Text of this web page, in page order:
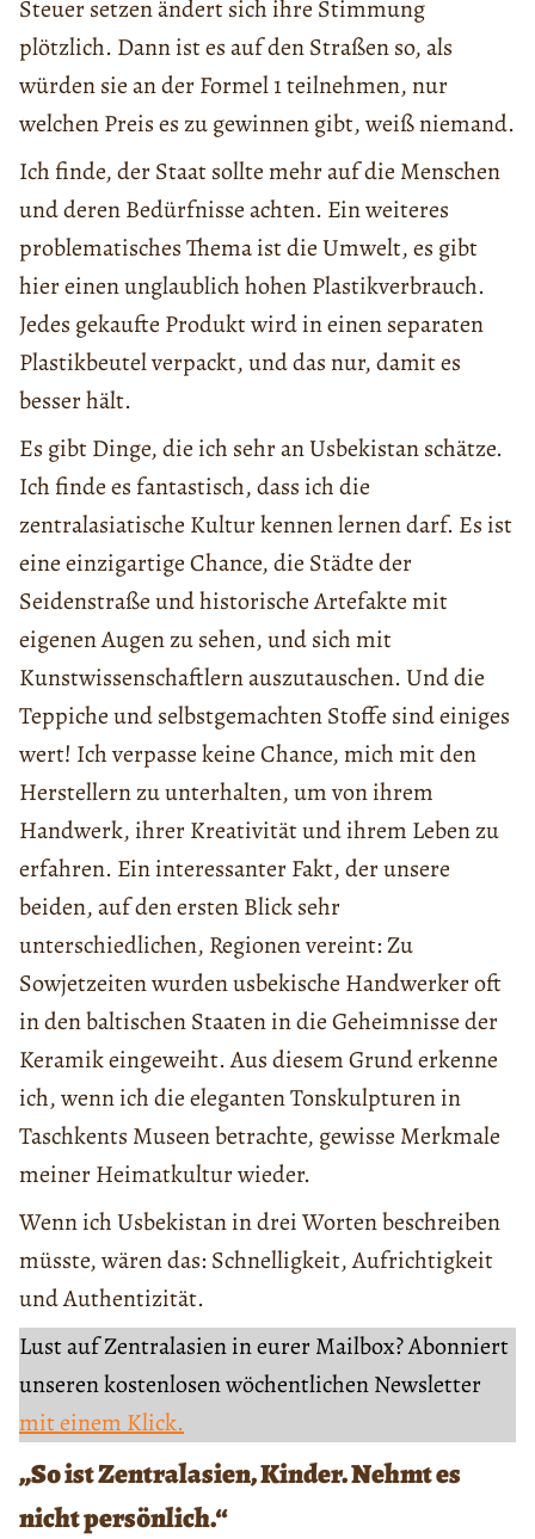
Steuer setzen ändert sich ihre Stimmung
plötzlich. Dann ist es auf den Straßen so, als
würden sie an der Formel 1 teilnehmen, nur
welchen Preis es zu gewinnen gibt, weiß niemand.
Ich finde, der Staat sollte mehr auf die Menschen
und deren Bedürfnisse achten. Ein weiteres
problematisches Thema ist die Umwelt, es gibt
hier einen unglaublich hohen Plastikverbrauch.
Jedes gekaufte Produkt wird in einen separaten
Plastikbeutel verpackt, und das nur, damit es
besser hält.
Es gibt Dinge, die ich sehr an Usbekistan schätze.
Ich finde es fantastisch, dass ich die
zentralasiatische Kultur kennen lernen darf. Es ist
eine einzigartige Chance, die Städte der
Seidenstraße und historische Artefakte mit
eigenen Augen zu sehen, und sich mit
Kunstwissenschaftlern auszutauschen. Und die
Teppiche und selbstgemachten Stoffe sind einiges
wert! Ich verpasse keine Chance, mich mit den
Herstellern zu unterhalten, um von ihrem
Handwerk, ihrer Kreativität und ihrem Leben zu
erfahren. Ein interessanter Fakt, der unsere
beiden, auf den ersten Blick sehr
unterschiedlichen, Regionen vereint: Zu
Sowjetzeiten wurden usbekische Handwerker oft
in den baltischen Staaten in die Geheimnisse der
Keramik eingeweiht. Aus diesem Grund erkenne
ich, wenn ich die eleganten Tonskulpturen in
Taschkents Museen betrachte, gewisse Merkmale
meiner Heimatkultur wieder.
Wenn ich Usbekistan in drei Worten beschreiben
müsste, wären das: Schnelligkeit, Aufrichtigkeit
und Authentizität.
Lust auf Zentralasien in eurer Mailbox? Abonniert
unseren kostenlosen wöchentlichen Newsletter
mit einem Klick.
„So ist Zentralasien, Kinder. Nehmt es
nicht persönlich.“